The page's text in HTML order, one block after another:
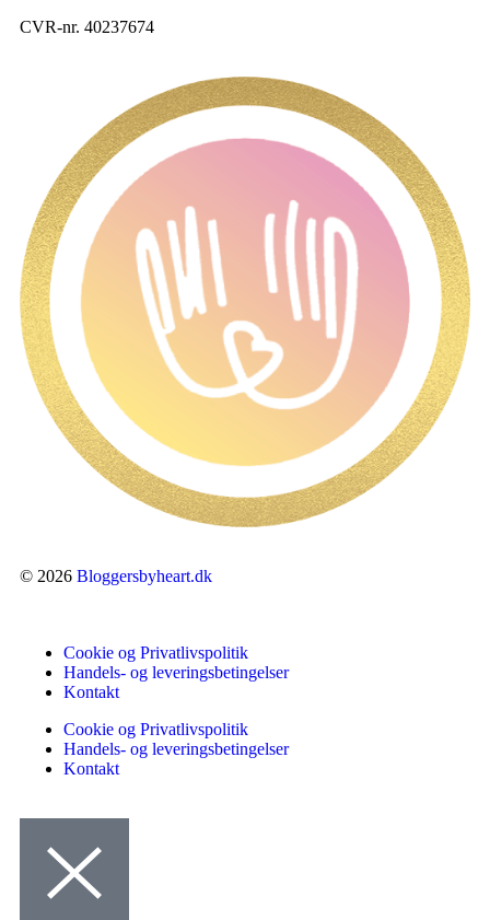
CVR-nr. 40237674
© 2026 Bloggersbyheart.dk
Cookie og Privatlivspolitik
Handels- og leveringsbetingelser
Kontakt
Cookie og Privatlivspolitik
Handels- og leveringsbetingelser
Kontakt